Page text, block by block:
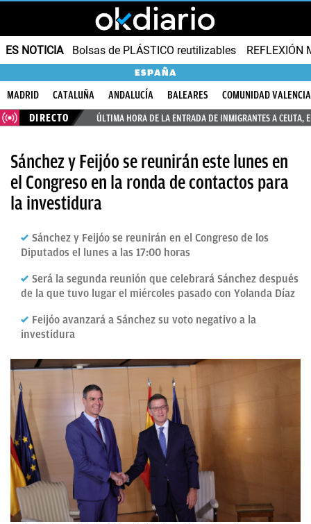
ES NOTICIA Bolsas de PLÁSTICO reutilizables REFLEXIÓN
ESPAÑA
MADRID CATALUÑA ANDALUCÍA BALEARES
COMUNIDAD
DIRECTO
ÚLTIMA HORA DE LA ENTRADA DE INMIGRANTES A CEUTA,
Sánchez y Feijóo se reunirán este lunes en
el Congreso en la ronda de contactos para
la investidura
Sánchez y Feijóo se reunirán en el Congreso de los
Diputados el lunes a las 17:00 horas
Será la segunda reunión que celebrará Sánchez después
de la que tuvo lugar el miércoles pasado con Yolanda Díaz
Feijóo avanzará a Sánchez su voto negativo a la
investidura